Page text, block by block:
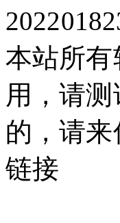
本站所
用，请
的，请
链接